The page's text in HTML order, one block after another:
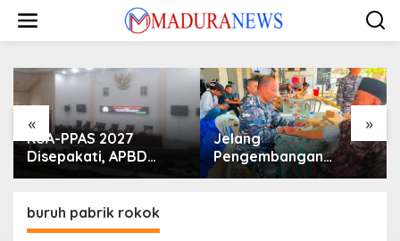
konten
« »
KUA-PPAS 2027
Disepakati, APBD
Sampang Defisit Rp
Jelang
Pengembangan
Lapangan Hidayah,
buruh pabrik rokok